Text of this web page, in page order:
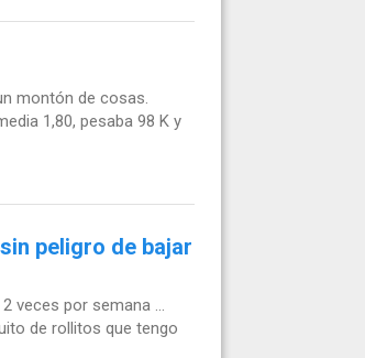
montón de cosas.
1,80, pesaba 98 K y
peligro de bajar
veces por semana ...
de rollitos que tengo